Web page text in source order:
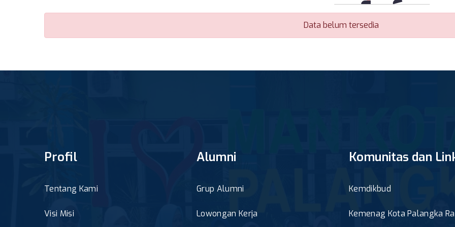
Data belum tersedia
Profil
Tentang Kami
Visi Misi
Alumni
Grup Alumni
Lowongan Kerja
Komunitas dan
Kemdikbud
Kemenag Kota Palangka